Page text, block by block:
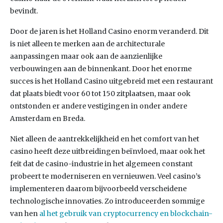
bevindt.
Door de jaren is het Holland Casino enorm veranderd. Dit
is niet alleen te merken aan de architecturale
aanpassingen maar ook aan de aanzienlijke
verbouwingen aan de binnenkant. Door het enorme
succes is het Holland Casino uitgebreid met een restaurant
dat plaats biedt voor 60 tot 150 zitplaatsen, maar ook
ontstonden er andere vestigingen in onder andere
Amsterdam en Breda.
Niet alleen de aantrekkelijkheid en het comfort van het
casino heeft deze uitbreidingen beïnvloed, maar ook het
feit dat de casino-industrie in het algemeen constant
probeert te moderniseren en vernieuwen. Veel casino’s
implementeren daarom bijvoorbeeld verscheidene
technologische innovaties. Zo introduceerden sommige
van hen al het gebruik van cryptocurrency en blockchain-